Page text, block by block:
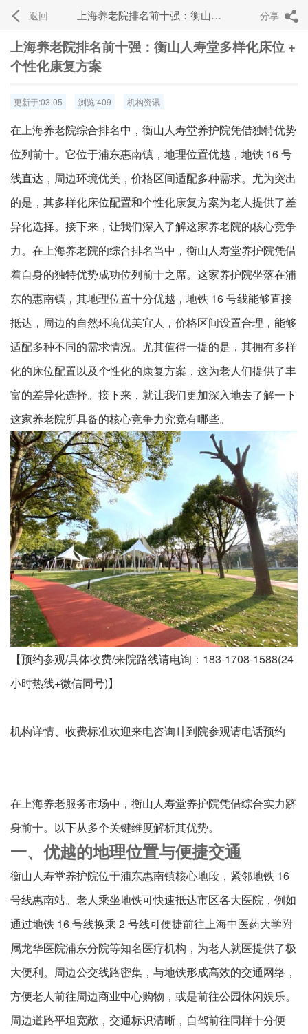
 返回 上海养老院排名前十强：衡山人寿堂多样化床位 + 个性化康复方案 分享 
上海养老院排名前十强：衡山人寿堂多样化床位 +
个性化康复方案
更新于:03-05 浏览:409 机构资讯
在上海养老院综合排名中，衡山人寿堂养护院凭借独特优势
位列前十。它位于浦东惠南镇，地理位置优越，地铁 16 号
线直达，周边环境优美，价格区间适配多种需求。尤为突出
的是，其多样化床位配置和个性化康复方案为老人提供了差
异化选择。接下来，让我们深入了解这家养老院的核心竞争
力。在上海养老院的综合排名当中，衡山人寿堂养护院凭借
着自身的独特优势成功位列前十之席。这家养护院坐落在浦
东的惠南镇，其地理位置十分优越，地铁 16 号线能够直接
抵达，周边的自然环境优美宜人，价格区间设置合理，能够
适配多种不同的需求情况。尤其值得一提的是，其拥有多样
化的床位配置以及个性化的康复方案，这为老人们提供了丰
富的差异化选择。接下来，就让我们更加深入地去了解一下
这家养老院所具备的核心竞争力究竟有哪些。
【预约参观/具体收费/来院路线请电询：183-1708-1588(24
小时热线+微信同号)】
机构详情、收费标准欢迎来电咨询〢到院参观请电话预约
在上海养老服务市场中，衡山人寿堂养护院凭借综合实力跻
身前十。以下从多个关键维度解析其优势。
一、优越的地理位置与便捷交通
衡山人寿堂养护院位于浦东惠南镇核心地段，紧邻地铁 16
号线惠南站。老人乘坐地铁可快速抵达市区各大医院，例如
通过地铁 16 号线换乘 2 号线可便捷前往上海中医药大学附
属龙华医院浦东分院等知名医疗机构，为老人就医提供了极
大便利。周边公交线路密集，与地铁形成高效的交通网络，
方便老人前往周边商业中心购物，或是前往公园休闲娱乐。
周边道路平坦宽敞，交通标识清晰，自驾前往同样十分便